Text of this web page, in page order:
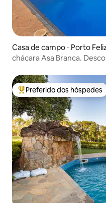
Casa de campo ⋅ Porto
chácara Asa Branca.
Entre os melhores
Preferido dos hóspedes